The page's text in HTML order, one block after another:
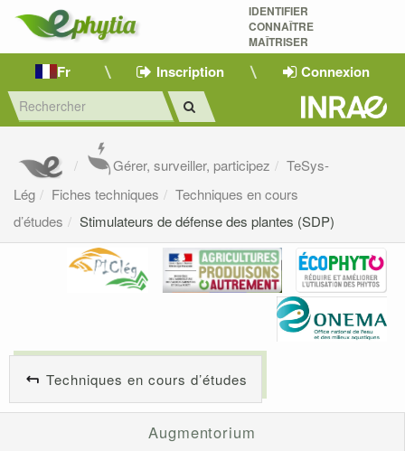
IDENTIFIER
CONNAÎTRE
MAÎTRISER
Fr Inscription Connexion
Gérer, surveiller, participez
TeSys-
Lég
Fiches techniques
Techniques en cours
d’études
Stimulateurs de défense des plantes (SDP)
Techniques en cours d’études
Augmentorium